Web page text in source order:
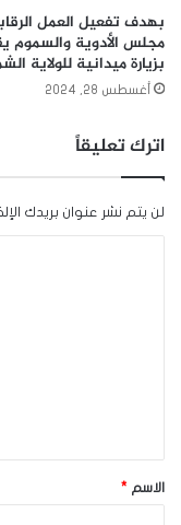
بهدف تفعيل العمل
مجلس الأدوية والسموم
بزيارة ميدانية للولاية
أغسطس 28, 2024
اترك تعليقاً
لن يتم نشر عنوان بريدك
*الاسم *